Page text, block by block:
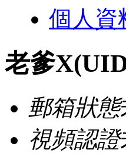
個人資
老爹X
郵箱狀態
視頻認證